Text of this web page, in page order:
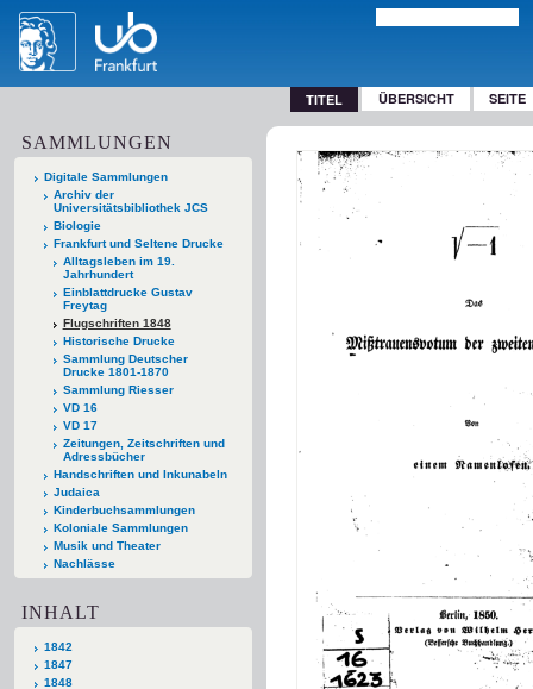
TITEL ÜBERSICHT SEITE
SAMMLUNGEN
Digitale Sammlungen
Archiv der
Universitätsbibliothek JCS
Biologie
Frankfurt und Seltene Drucke
Alltagsleben im 19.
Jahrhundert
Einblattdrucke Gustav
Freytag
Flugschriften 1848
Historische Drucke
Sammlung Deutscher
Drucke 1801-1870
Sammlung Riesser
VD 16
VD 17
Zeitungen, Zeitschriften und
Adressbücher
Handschriften und Inkunabeln
Judaica
Kinderbuchsammlungen
Koloniale Sammlungen
Musik und Theater
Nachlässe
INHALT
1842
1847
1848